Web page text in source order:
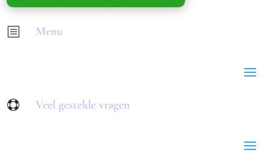
b Menu
 Veel gestelde vragen